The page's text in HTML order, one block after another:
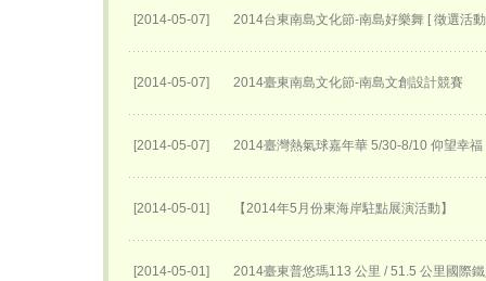
[2014-05-07] 2014台東南島文化節-南島好樂舞 [ 徵選活
[2014-05-07] 2014臺東南島文化節-南島文創設計競賽
[2014-05-07] 2014臺灣熱氣球嘉年華 5/30-8/10 仰望幸福
[2014-05-01] 【2014年5月份東海岸駐點展演活動】
[2014-05-01] 2014臺東普悠瑪113 公里 / 51.5 公里國際